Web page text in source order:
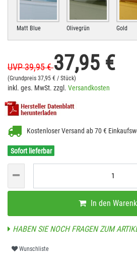
Matt Blue Olivegrün Gold
UVP 39,95 €37,95 €
(Grundpreis 37,95 € / Stück)
inkl. ges. MwSt. zzgl. Versandkosten
Kostenloser Versand ab 70 €
Sofort lieferbar
In den
HABEN SIE NOCH FRAGEN ZUM
Wunschliste